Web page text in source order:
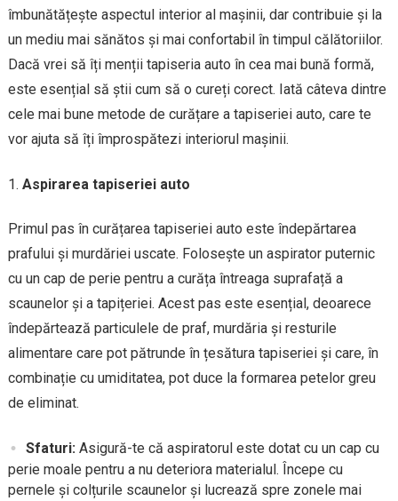
îmbunătățește aspectul interior al mașinii, dar contribuie și la
un mediu mai sănătos și mai confortabil în timpul călătoriilor.
Dacă vrei să îți menții tapiseria auto în cea mai bună formă,
este esențial să știi cum să o cureți corect. Iată câteva dintre
cele mai bune metode de curățare a tapiseriei auto, care te
vor ajuta să îți împrospătezi interiorul mașinii.
Aspirarea tapiseriei auto
Primul pas în curățarea tapiseriei auto este îndepărtarea
prafului și murdăriei uscate. Folosește un aspirator puternic
cu un cap de perie pentru a curăța întreaga suprafață a
scaunelor și a tapițeriei. Acest pas este esențial, deoarece
îndepărtează particulele de praf, murdăria și resturile
alimentare care pot pătrunde în țesătura tapiseriei și care, în
combinație cu umiditatea, pot duce la formarea petelor greu
de eliminat.
Sfaturi:Asigură-te că aspiratorul este dotat cu un cap cu
perie moale pentru a nu deteriora materialul. Începe cu
pernele și colțurile scaunelor și lucrează spre zonele mai